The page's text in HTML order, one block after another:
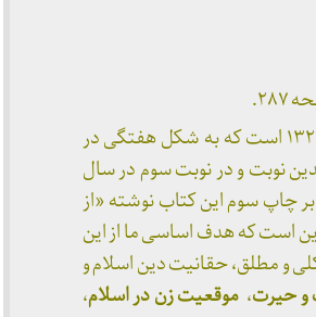
«فایده و لزوم دین» مجموعه سخنرانی ها استاد شریعتی در رادیو مشهد در سال ۱۳۲۷ است که به شکل هفتگی در
نوبت و در نوبت سوم در سال
چاپ سوم این کتاب نوشته «از
است که هدف اساسی ما از این
و مطلق، حقانیت دین اسلام و
حیرت، موقعیت زن در اسلام،